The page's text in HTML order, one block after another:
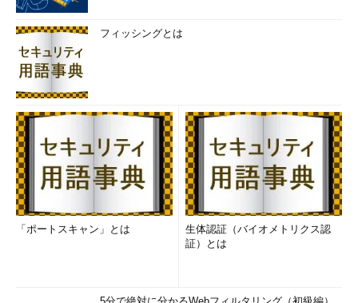
フィッシングとは
「ポートスキャン」とは
生体認証（バイオメトリクス認
証）とは